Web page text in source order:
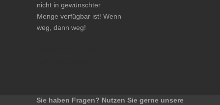
nicht in gewünschter
Menge verfügbar ist! Wenn
weg, dann weg!
Sie haben Fragen? Nutzen Sie gerne unsere